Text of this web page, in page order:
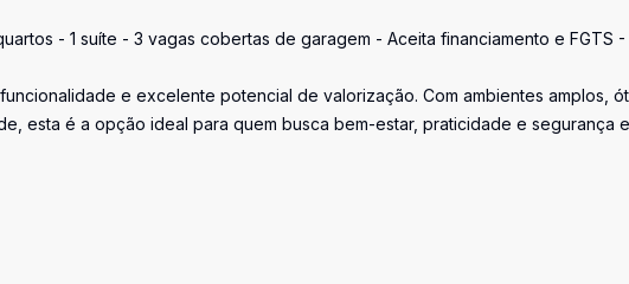
- 1 suíte - 3 vagas cobertas de garagem - Aceita financiamento e FGTS -
e excelente potencial de valorização. Com ambientes amplos,
esta é a opção ideal para quem busca bem-estar, praticidade e segurança